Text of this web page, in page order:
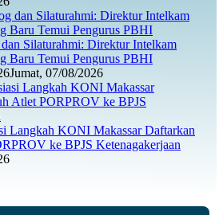
Silaturahmi: Direktur Intelkam
Baru Temui Pengurus PBHI
Jumat, 07/08/2026
Langkah KONI Makassar Daftarkan
ke BPJS Ketenagakerjaan